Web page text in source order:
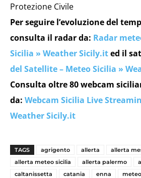
Protezione Civile
Per seguire l’evoluzione del
consulta il radar da: Radar
Sicilia » Weather Sicily.ited il
del Satellite – Meteo Sicilia »
Consulta oltre 80 webcam
da: Webcam Sicilia Live
Weather Sicily.it
TAGS agrigento allerta allerta
allerta meteo sicilia
allerta palermo
caltanissetta
catania enna meteo